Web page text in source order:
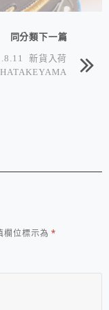
同分類下一篇
新貨入荷
HATAKEYAMA
欄位標示為*